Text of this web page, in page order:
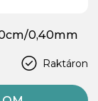
0,40mm
Raktáron